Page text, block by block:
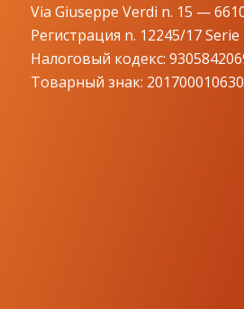
Via Giuseppe Verdi n. 15 —
Регистрация n. 12245/17 Serie
Налоговый кодекс:
Товарный знак: